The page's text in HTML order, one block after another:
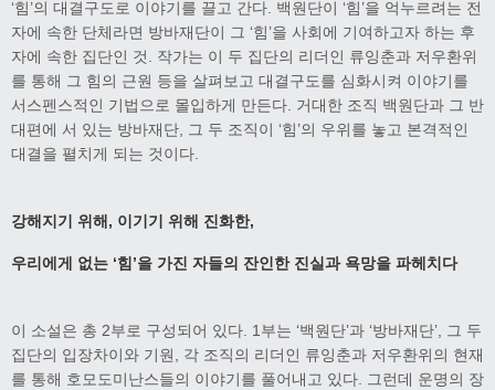
‘힘’의 대결구도로 이야기를 끌고 간다. 백원단이 ‘힘’을 억누르려는 전
자에 속한 단체라면 방바재단이 그 ‘힘’을 사회에 기여하고자 하는 후
자에 속한 집단인 것. 작가는 이 두 집단의 리더인 류잉춘과 저우환위
를 통해 그 힘의 근원 등을 살펴보고 대결구도를 심화시켜 이야기를
서스펜스적인 기법으로 몰입하게 만든다. 거대한 조직 백원단과 그 반
대편에 서 있는 방바재단, 그 두 조직이 ‘힘’의 우위를 놓고 본격적인
대결을 펼치게 되는 것이다.
강해지기 위해 , 이기기 위해 진화한,
우리에게 없는 ‘힘’을 가진 자들의 잔인한 진실과 욕망을 파헤치다
이 소설은 총 2부로 구성되어 있다. 1부는 ‘백원단’과 ‘방바재단’, 그 두
집단의 입장차이와 기원, 각 조직의 리더인 류잉춘과 저우환위의 현재
를 통해 호모도미난스들의 이야기를 풀어내고 있다. 그런데 운명의 장